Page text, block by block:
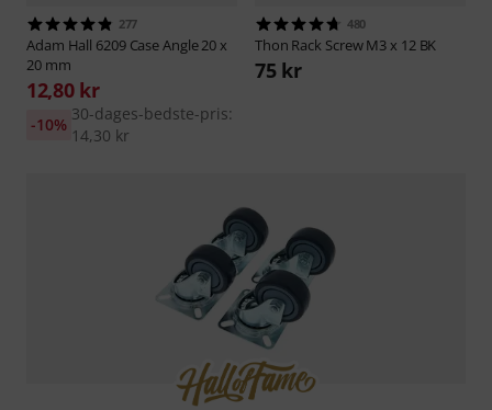
277
Adam Hall 6209 Case Angle 20 x
20 mm
12,80 kr
30-dages-bedste-pris:
14,30 kr
-10%
480
Thon Rack Screw M3 x 12 BK
75 kr